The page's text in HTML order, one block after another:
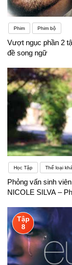
Phim Phim bộ
Vượt ngục phần 2
đề song ngữ
Học Tập Thể loại
Phỏng vấn sinh
NICOLE SILVA –
Tập
8